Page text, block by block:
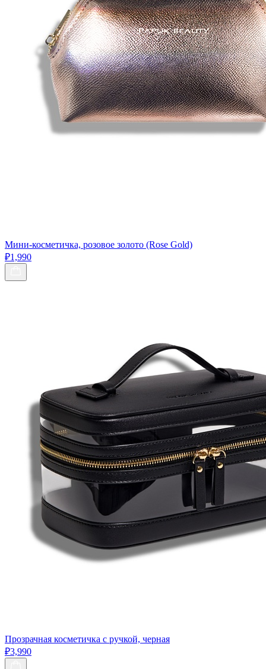
Мини-косметичка, розовое золото (Rose Gold)
₽1,990
Прозрачная косметичка с ручкой, черная
₽3,990